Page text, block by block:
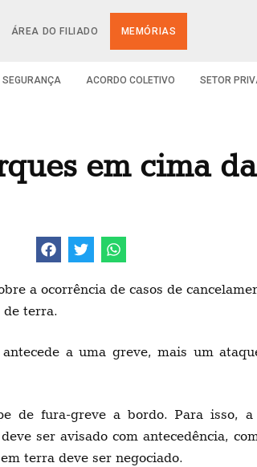
ÁREA DO FILIADO MEMÓRIAS
SEGURANÇA ACORDO COLETIVO SETOR
em cima
a ocorrência de casos de
de terra.
a uma greve, mais um
fura-greve a bordo. Para isso, a
ser avisado com antecedência,
terra deve ser negociado.